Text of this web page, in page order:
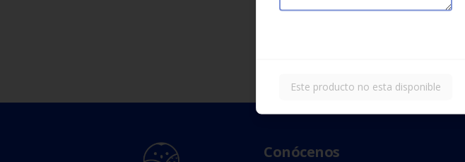
Conócenos
Este producto no esta disponible